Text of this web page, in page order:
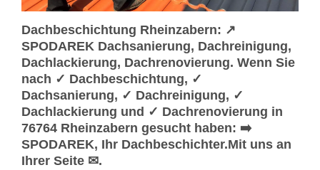
Dachbeschichtung Rheinzabern: ↗️
SPODAREK Dachsanierung, Dachreinigung,
Dachlackierung, Dachrenovierung. Wenn Sie
nach ✓ Dachbeschichtung, ✓
Dachsanierung, ✓ Dachreinigung, ✓
Dachlackierung und ✓ Dachrenovierung in
76764 Rheinzabern gesucht haben: ➡️
SPODAREK, Ihr Dachbeschichter.Mit uns an
Ihrer Seite ✉.